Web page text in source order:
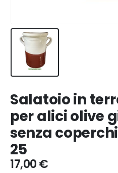
Salatoio in
per alici olive
senza
25
17,00€